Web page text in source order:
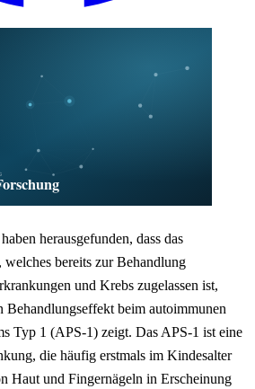
herausgefunden, dass das
bereits zur Behandlung
und Krebs zugelassen ist,
Behandlungseffekt beim autoimmunen
Typ 1 (APS-1) zeigt. Das APS-1 ist eine
die häufig erstmals im Kindesalter
Haut und Fingernägeln in Erscheinung